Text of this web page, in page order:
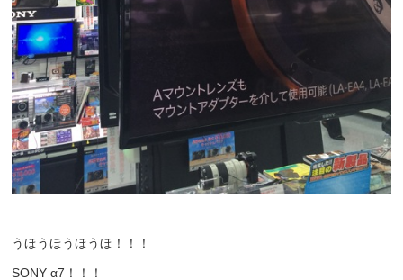
うほうほうほうほ！！！
SONY α7！！！